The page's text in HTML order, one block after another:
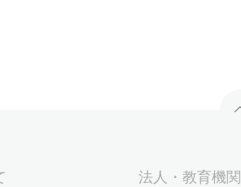
法人・教育機関